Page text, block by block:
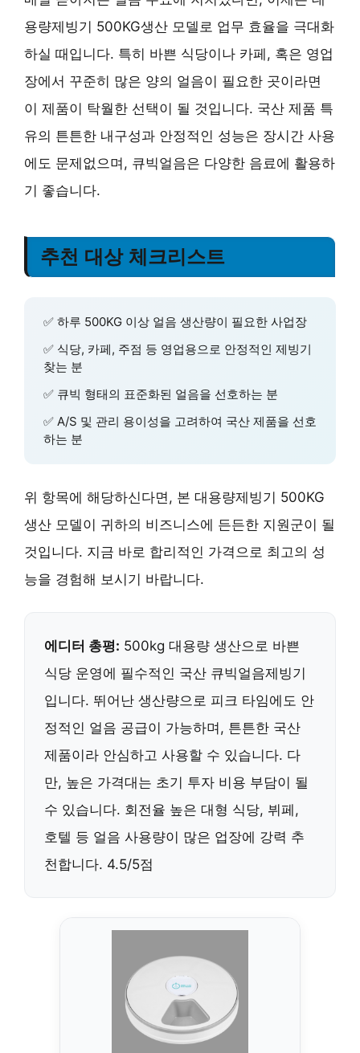
용량제빙기 500KG생산 모델로 업무 효율을 극대화
하실 때입니다. 특히 바쁜 식당이나 카페, 혹은 영업
장에서 꾸준히 많은 양의 얼음이 필요한 곳이라면
이 제품이 탁월한 선택이 될 것입니다. 국산 제품 특
유의 튼튼한 내구성과 안정적인 성능은 장시간 사용
에도 문제없으며, 큐빅얼음은 다양한 음료에 활용하
기 좋습니다.
추천 대상 체크리스트
✅ 하루 500KG 이상 얼음 생산량이 필요한 사업장
✅ 식당, 카페, 주점 등 영업용으로 안정적인 제빙기
찾는 분
✅ 큐빅 형태의 표준화된 얼음을 선호하는 분
✅ A/S 및 관리 용이성을 고려하여 국산 제품을 선호
하는 분
위 항목에 해당하신다면, 본 대용량제빙기 500KG
생산 모델이 귀하의 비즈니스에 든든한 지원군이 될
것입니다. 지금 바로 합리적인 가격으로 최고의 성
능을 경험해 보시기 바랍니다.
에디터 총평: 500kg 대용량 생산으로 바쁜
식당 운영에 필수적인 국산 큐빅얼음제빙기
입니다. 뛰어난 생산량으로 피크 타임에도 안
정적인 얼음 공급이 가능하며, 튼튼한 국산
제품이라 안심하고 사용할 수 있습니다. 다
만, 높은 가격대는 초기 투자 비용 부담이 될
수 있습니다. 회전율 높은 대형 식당, 뷔페,
호텔 등 얼음 사용량이 많은 업장에 강력 추
천합니다. 4.5/5점